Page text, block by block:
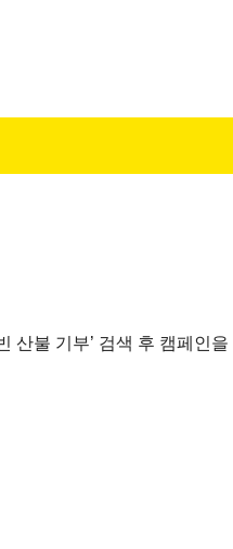
산불 기부’ 검색 후 캠페인을